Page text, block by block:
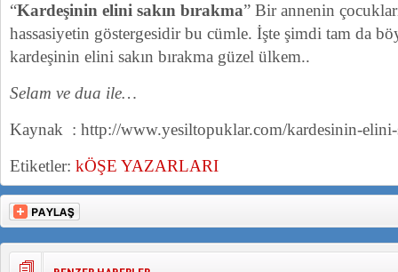
“Kardeşinin elini sakın bırakma” Bir annenin
hassasiyetin göstergesidir bu cümle. İşte şimdi tam da
kardeşinin elini sakın bırakma güzel ülkem..
Selam ve dua ile…
Kaynak : http://www.yesiltopuklar.com/kardesinin-
Etiketler: kÖŞE YAZARLARI